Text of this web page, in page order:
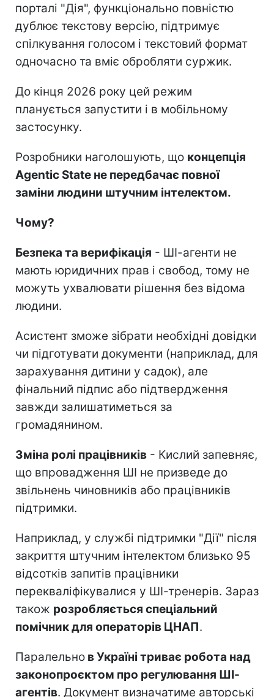
порталі "Дія", функціонально повністю
дублює текстову версію, підтримує
спілкування голосом і текстовий формат
одночасно та вміє обробляти суржик.
До кінця 2026 року цей режим
планується запустити і в мобільному
застосунку.
Розробники наголошують, що концепція
Agentic State не передбачає повної
заміни людини штучним інтелектом.
Чому?
Безпека та верифікація - ШІ-агенти не
мають юридичних прав і свобод, тому не
можуть ухвалювати рішення без відома
людини.
Асистент зможе зібрати необхідні довідки
чи підготувати документи (наприклад, для
зарахування дитини у садок), але
фінальний підпис або підтвердження
завжди залишатиметься за
громадянином.
Зміна ролі працівників - Кислий запевняє,
що впровадження ШІ не призведе до
звільнень чиновників або працівників
підтримки.
Наприклад, у службі підтримки "Дії" після
закриття штучним інтелектом близько 95
відсотків запитів працівники
перекваліфікувалися у ШІ-тренерів. Зараз
також розробляється спеціальний
помічник для операторів ЦНАП.
Паралельно в Україні триває робота над
законопроєктом про регулювання ШІ-
агентів. Документ визначатиме авторські